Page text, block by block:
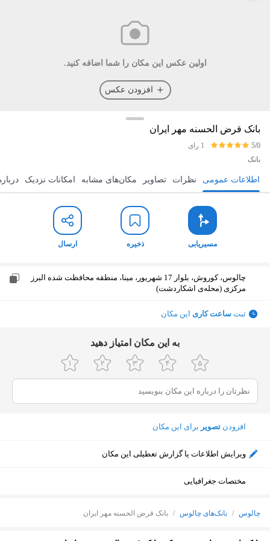
اولین عکس این مکان را شما اضافه کنید.
افزودن عکس
بانک قرض الحسنه مهر ایران
5/0
1 رای
بانک
مسیریابی ذخیره ارسال اطلاعات عمومی نظرات تصاویر مکان‌های مشابه امکانات نزدیک
مسیریابی ذخیره ارسال
چالوس، کوروش، بلوار 17 شهریور، مینا، منطقه محافظت شده البرز
مرکزی (محله‌ی اشکاردشت)
ثبت ساعت کاری این مکان
ﺑﻪ اﯾﻦ ﻣﮑﺎن اﻣﺘﯿﺎز دﻫﯿﺪ
افزودن تصویر برای این مکان
ویرایش اطلاعات یا گزارش تعطیلی این مکان
مختصات جغرافیایی
چالوس / بانک‌های چالوس / بانک قرض الحسنه مهر ایران